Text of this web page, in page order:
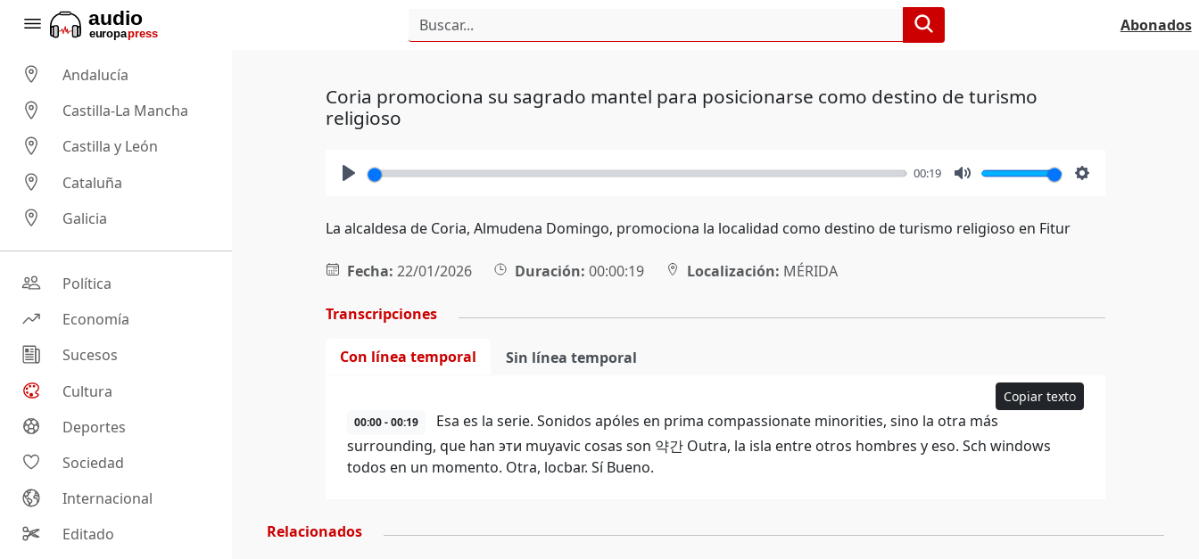
Abonados
Andalucía
Castilla-La Mancha
Castilla y León
Cataluña
Galicia
Política
Economía
Sucesos
Cultura
Deportes
Sociedad
Internacional
Editado
Coria promociona su sagrado mantel para posicionarse como destino de turismo
religioso
00:19
La alcaldesa de Coria, Almudena Domingo, promociona la localidad como destino de turismo religioso en Fitur
Fecha: 22/01/2026 Duración: 00:00:19 Localización: MÉRIDA
Transcripciones
Con línea temporal Sin línea temporal
Copiar texto
00:00 - 00:19
Esa es la serie. Sonidos apóles en prima compassionate minorities, sino la otra más
surrounding, que han эти muyavic cosas son 약간 Outra, la isla entre otros hombres y eso. Sch windows
todos en un momento. Otra, locbar. Sí Bueno.
Relacionados